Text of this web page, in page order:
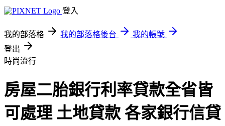
登入
我的部落格 我的部落格後台
我的帳號
登出
時尚流行
房屋二胎銀行利率貸款全省皆
可處理 土地貸款 各家銀行信貸